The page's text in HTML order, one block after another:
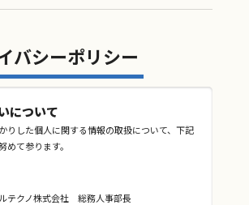
バシーポリシー
について
りした個人に関する情報の取扱について、下記
めて参ります。
テクノ株式会社 総務人事部長